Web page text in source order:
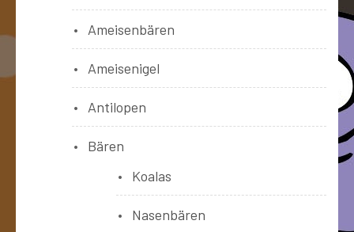
Ameisenbären
Ameisenigel
Antilopen
Bären
Koalas
Nasenbären